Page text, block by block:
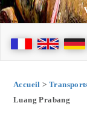
Accueil >
Luang Prabang